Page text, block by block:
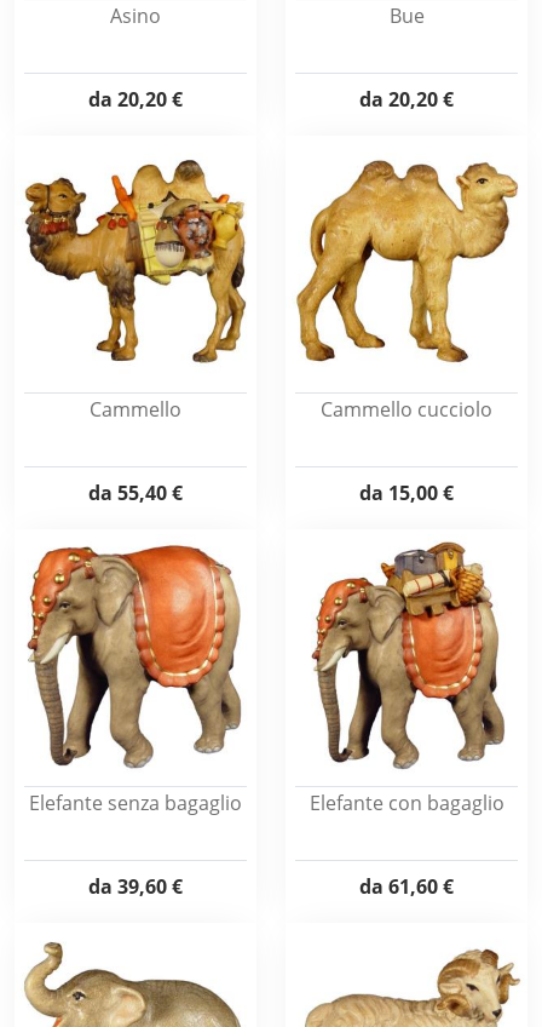
Asino
da 20,20 €
Bue
da 20,20 €
Cammello
da 55,40 €
Cammello cucciolo
da 15,00 €
Elefante senza bagaglio
da 39,60 €
Elefante con bagaglio
da 61,60 €